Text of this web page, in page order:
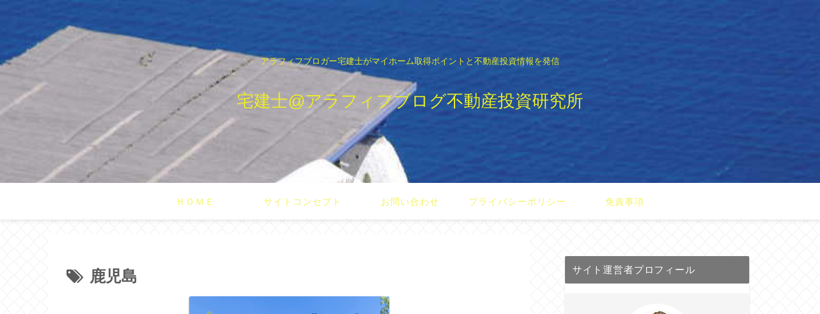
アラフィフブロガー宅建士がマイホーム取得ポイントと不動産投資情報を発信
宅建士@アラフィフブログ不動産投資研究所
ＨＯＭＥ サイトコンセプト お問い合わせ プライバシーポリシー 免責事項
鹿児島 サイト運営者プロフィール